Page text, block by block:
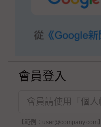
會員登入
【範例：user@company.com】